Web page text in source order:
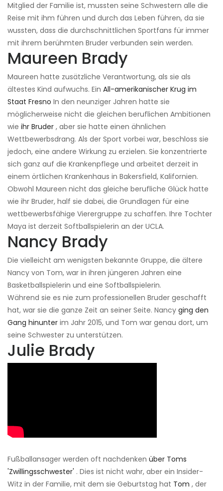
Mitglied der Familie ist, mussten seine Schwestern alle die
Reise mit ihm führen und durch das Leben führen, da sie
wussten, dass die durchschnittlichen Sportfans für immer
mit ihrem berühmten Bruder verbunden sein werden.
Maureen Brady
Maureen hatte zusätzliche Verantwortung, als sie als
ältestes Kind aufwuchs. Ein All-amerikanischer Krug im
Staat Fresno In den neunziger Jahren hatte sie
möglicherweise nicht die gleichen beruflichen Ambitionen
wie ihr Bruder , aber sie hatte einen ähnlichen
Wettbewerbsdrang. Als der Sport vorbei war, beschloss sie
jedoch, eine andere Wirkung zu erzielen. Sie konzentrierte
sich ganz auf die Krankenpflege und arbeitet derzeit in
einem örtlichen Krankenhaus in Bakersfield, Kalifornien.
Obwohl Maureen nicht das gleiche berufliche Glück hatte
wie ihr Bruder, half sie dabei, die Grundlagen für eine
wettbewerbsfähige Vierergruppe zu schaffen. Ihre Tochter
Maya ist derzeit Softballspielerin an der UCLA.
Nancy Brady
Die vielleicht am wenigsten bekannte Gruppe, die ältere
Nancy von Tom, war in ihren jüngeren Jahren eine
Basketballspielerin und eine Softballspielerin.
Während sie es nie zum professionellen Bruder geschafft
hat, war sie die ganze Zeit an seiner Seite. Nancy ging den
Gang hinunter im Jahr 2015, und Tom war genau dort, um
seine Schwester zu unterstützen.
Julie Brady
Fußballansager werden oft nachdenken über Toms
'Zwillingsschwester' . Dies ist nicht wahr, aber ein Insider-
Witz in der Familie, mit dem sie Geburtstag hat Tom , der